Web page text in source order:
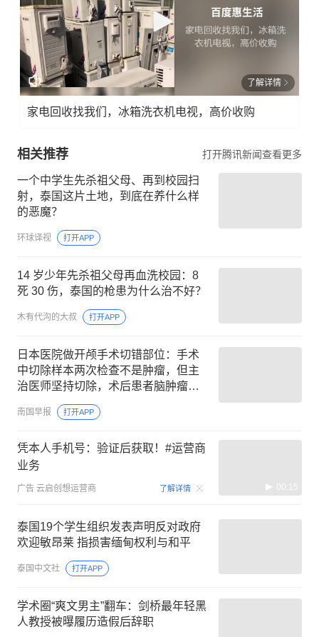
了解详情
家电回收找我们，冰箱洗衣机电视，高价收购
相关推荐 打开腾讯新闻查看更多
一个中学生先杀祖父母、再到校园扫
射，泰国这片土地，到底在养什么样
的恶魔？
环球译视 打开APP
14 岁少年先杀祖父母再血洗校园：8
死 30 伤，泰国的枪患为什么治不好？
木有代沟的大叔 打开APP
日本医院做开颅手术切错部位：手术
中切除样本两次检查不是肿瘤，但主
治医师坚持切除，术后患者脑肿瘤完
好无损，目前已无法自主呼吸
南国早报 打开APP
凭本人手机号：验证后获取！#运营商
业务
广告 云启创想运营商 了解详情 00:15
泰国19个学生组织发表声明反对政府
欢迎敏昂莱 指损害缅甸权利与和平
泰国中文社 打开APP
学术圈“爽文男主”翻车：剑桥最年轻黑
人教授被曝履历造假后辞职